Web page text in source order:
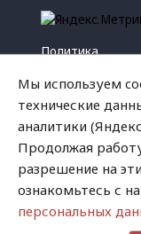
Политика
Криминал
Успех
Хватит это
Мы используем
технические
аналитики
Продолжая
разрешение на
ознакомьтесь с
персональных